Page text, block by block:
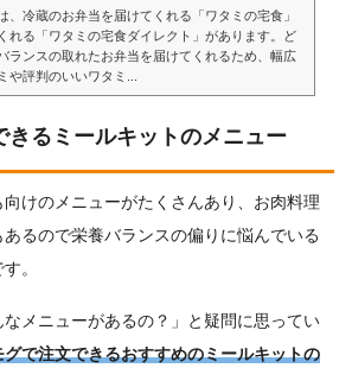
、冷蔵のお弁当を届けてくれる「ワタミの宅食」
れる「ワタミの宅食ダイレクト」があります。ど
ランスの取れたお弁当を届けてくれるため、幅広
や評判のいいワタミ...
きるミールキットのメニュー
けのメニューがたくさんあり、お肉料理
るので栄養バランスの偏りに悩んでいる
。
メニューがあるの？」と疑問に思ってい
グで注文できるおすすめのミールキットの